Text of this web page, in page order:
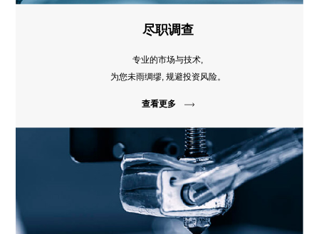
尽职调查
专业的市场与技术,
为您未雨绸缪, 规避投资风险。
查看更多